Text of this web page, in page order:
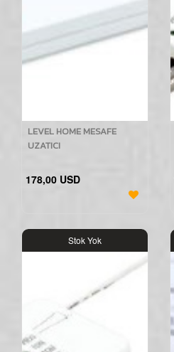
LEVEL HOME MESAFE
UZATICI
178,00 USD
Stok Yok